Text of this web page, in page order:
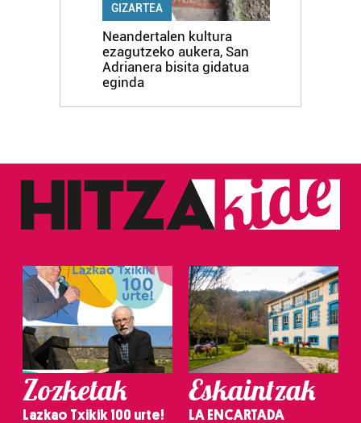
GIZARTEA
Neandertalen kultura
ezagutzeko aukera, San
Adrianera bisita gidatua
eginda
Zozketak
Lazkao Txikik 100 urte!
Eskaintzak
LA ENCARTADA